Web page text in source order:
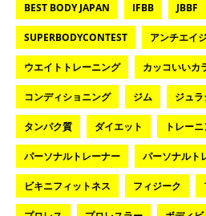
BEST BODY JAPAN IFBB JBBF
SUPERBODYCONTEST アンチエイ
ウエイトトレーニング カッコいいカ
コンディショニング ジム ジュ
タンパク質 ダイエット トレー
パーソナルトレーナー パーソナルト
ビキニフィットネス フィジーク